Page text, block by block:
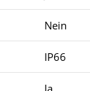
Nein
IP66
Ja